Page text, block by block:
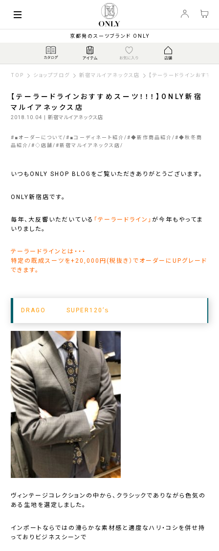
京都発のスーツブランド ONLY
TOP ショップブログ 新宿マルイアネックス店 【テーラードラインおすす
【テーラードラインおすすめスーツ！！！】ONLY新宿
マルイアネックス店
2018.10.04 | 新宿マルイアネックス店
# ■オーダーについて # ■コーディネート紹介 #◆新作商品紹介 #◆秋冬商
品紹介 #◇店舗 #新宿マルイアネックス店
いつもONLY SHOP BLOGをご覧いただきありがとうございます。
ONLY新宿店です。
毎年、大反響いただいている 「テーラードライン」が今年もやってま
いりました。
テーラードラインとは・・・
特定の既成スーツを+20,000円(税抜き）でオーダーにUPグレード
できます。
DRAGO SUPER120’ｓ
ヴィンテージコレクションの中から、クラシックでありながら色気の
ある生地を選定しました。
インポートならではの滑らかな素材感と適度なハリ・コシを併せ持
っておりビジネスシーンで